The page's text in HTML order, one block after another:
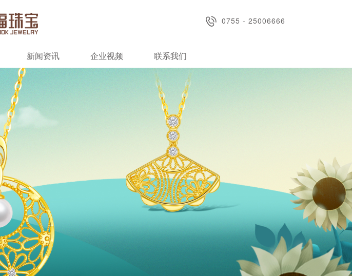
0755 - 25006666
新闻资讯 企业视频 联系我们